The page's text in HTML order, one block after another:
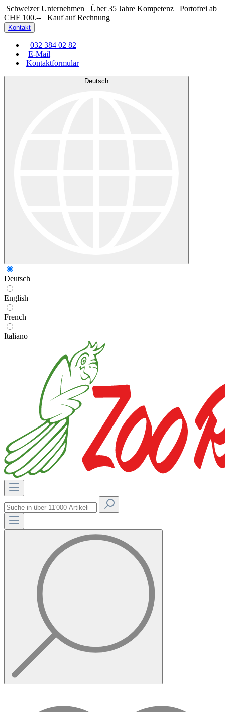
Schweizer Unternehmen Über 35 Jahre Kompetenz
Portofrei ab
CHF 100.--
Kauf auf Rechnung
Kontakt
032 384 02 82
E-Mail
Kontaktformular
Deutsch
Deutsch
English
French
Italiano